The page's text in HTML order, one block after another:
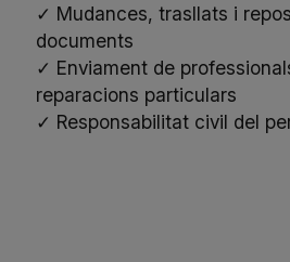
✓ Mudances, trasllats i
documents
✓ Enviament de
reparacions particulars
✓ Responsabilitat civil del